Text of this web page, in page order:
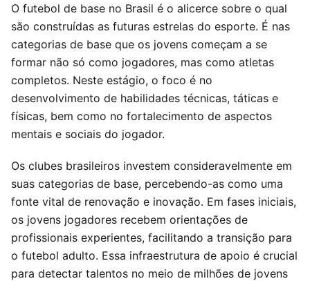
O futebol de base no Brasil é o alicerce sobre o qual
são construídas as futuras estrelas do esporte. É nas
categorias de base que os jovens começam a se
formar não só como jogadores, mas como atletas
completos. Neste estágio, o foco é no
desenvolvimento de habilidades técnicas, táticas e
físicas, bem como no fortalecimento de aspectos
mentais e sociais do jogador.
Os clubes brasileiros investem consideravelmente em
suas categorias de base, percebendo-as como uma
fonte vital de renovação e inovação. Em fases iniciais,
os jovens jogadores recebem orientações de
profissionais experientes, facilitando a transição para
o futebol adulto. Essa infraestrutura de apoio é crucial
para detectar talentos no meio de milhões de jovens